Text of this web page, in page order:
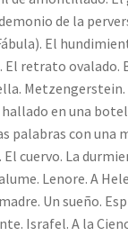
de la
El
El retrato ovalado.
Metzengerstein.
en una
palabras con una
El cuervo. La
Lenore. A
Un sueño.
Israfel. A la